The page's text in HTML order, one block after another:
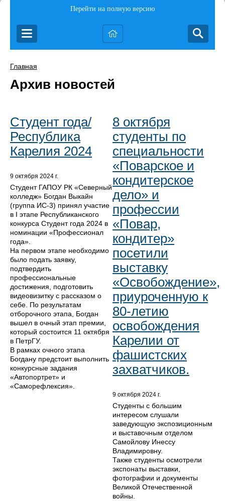
Перейти на полную версию
Главная
Архив новостей
Студент года/
Республика
Карелия 2024
9 октября 2024 г.
Студент ГАПОУ РК «Северный
колледж» Богдан Выкайн
(группа ИС-3) принял участие
в I этапе Республиканского
конкурса Студент года 2024 в
номинации «Профессионал
года».
На первом этапе необходимо
было подать заявку,
подтвердить
профессиональные
достижения, подготовить
видеовизитку с рассказом о
себе. По результатам
отборочного этапа, Богдан
вышел в очный этап премии,
который состоится 11 октября
в ПетрГУ.
В рамках очного этапа
Богдану предстоит выполнить
конкурсные задания
«Автопортрет» и
«Саморефлексия».
8 октября
студенты по
специальности
«Поварское и
кондитерское
дело» и
профессии
«Повар,
кондитер»
посетили
выставку
«Освобождение»,
приуроченную к
80-летию
освобождения
Карелии от
фашистских
захватчиков.
9 октября 2024 г.
Студенты с большим
интересом слушали
заведующую экспозиционным
и выставочным отделом
Самойлову Инессу
Владимировну.
Также студенты осмотрели
экспонаты выставки,
фотографии и документы
Великой Отечественной
войны.